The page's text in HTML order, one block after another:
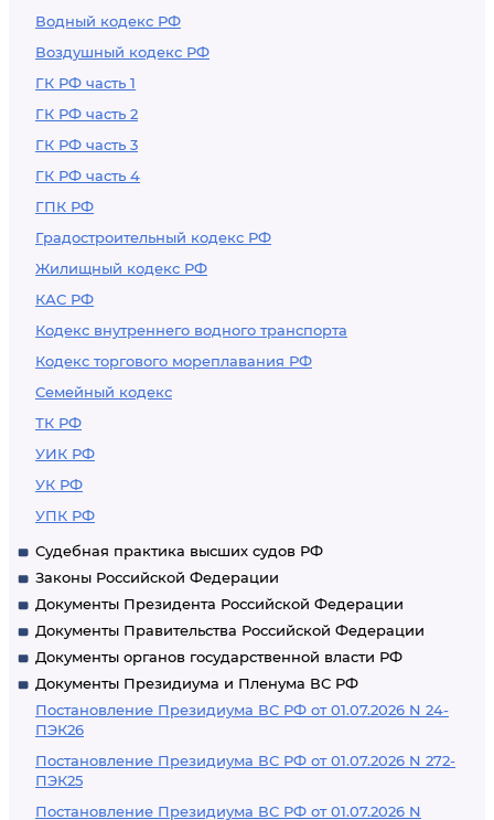
Водный кодекс РФ
Воздушный кодекс РФ
ГК РФ часть 1
ГК РФ часть 2
ГК РФ часть 3
ГК РФ часть 4
ГПК РФ
Градостроительный кодекс РФ
Жилищный кодекс РФ
КАС РФ
Кодекс внутреннего водного транспорта
Кодекс торгового мореплавания РФ
Семейный кодекс
ТК РФ
УИК РФ
УК РФ
УПК РФ
Судебная практика высших судов РФ
Законы Российской Федерации
Документы Президента Российской Федерации
Документы Правительства Российской Федерации
Документы органов государственной власти РФ
Документы Президиума и Пленума ВС РФ
Постановление Президиума ВС РФ от 01.07.2026 N 24-
ПЭК26
Постановление Президиума ВС РФ от 01.07.2026 N 272-
ПЭК25
Постановление Президиума ВС РФ от 01.07.2026 N